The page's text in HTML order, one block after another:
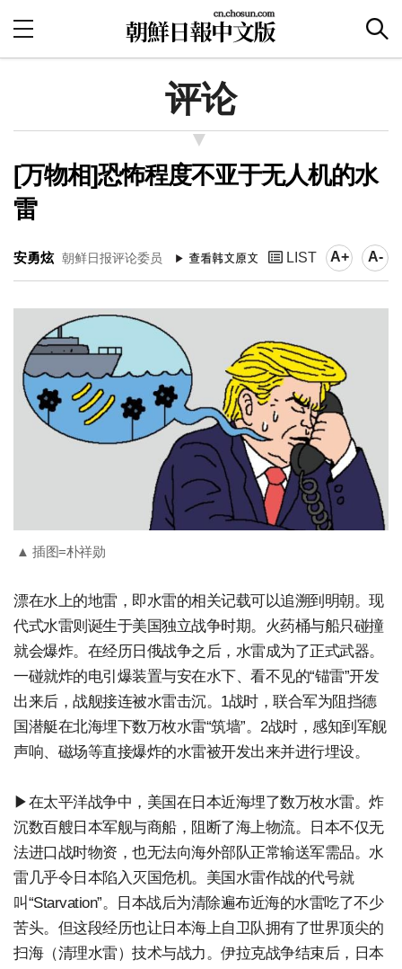
评论
[万物相]恐怖程度不亚于无人机的水
雷
安勇炫 朝鲜日报评论委员 LIST A+ A-
▲ 插图=朴祥勋
漂在水上的地雷，即水雷的相关记载可以追溯到明朝。现
代式水雷则诞生于美国独立战争时期。火药桶与船只碰撞
就会爆炸。在经历日俄战争之后，水雷成为了正式武器。
一碰就炸的电引爆装置与安在水下、看不见的“锚雷”开发
出来后，战舰接连被水雷击沉。1战时，联合军为阻挡德
国潜艇在北海埋下数万枚水雷“筑墙”。2战时，感知到军舰
声响、磁场等直接爆炸的水雷被开发出来并进行埋设。
▶在太平洋战争中，美国在日本近海埋了数万枚水雷。炸
沉数百艘日本军舰与商船，阻断了海上物流。日本不仅无
法进口战时物资，也无法向海外部队正常输送军需品。水
雷几乎令日本陷入灭国危机。美国水雷作战的代号就
叫“Starvation”。日本战后为清除遍布近海的水雷吃了不少
苦头。但这段经历也让日本海上自卫队拥有了世界顶尖的
扫海（清理水雷）技术与战力。伊拉克战争结束后，日本